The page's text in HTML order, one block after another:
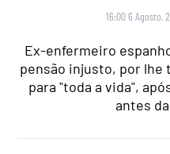
16:00 6 Agosto,
Ex-enfermeiro
pensão injusto, por lhe
para "toda a vida",
antes